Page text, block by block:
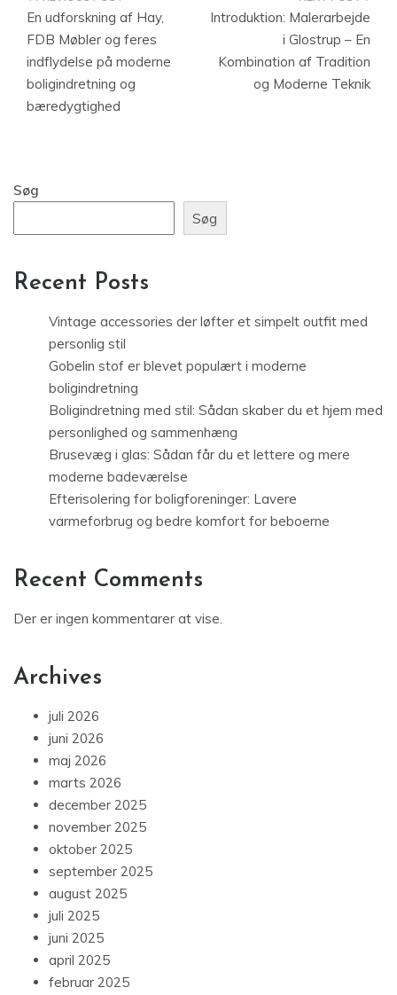
En udforskning af Hay,
FDB Møbler og feres
indflydelse på moderne
boligindretning og
bæredygtighed
Introduktion: Malerarbejde
i Glostrup – En
Kombination af Tradition
og Moderne Teknik
Søg
Søg
Recent Posts
Vintage accessories der løfter et simpelt outfit med
personlig stil
Gobelin stof er blevet populært i moderne
boligindretning
Boligindretning med stil: Sådan skaber du et hjem med
personlighed og sammenhæng
Brusevæg i glas: Sådan får du et lettere og mere
moderne badeværelse
Efterisolering for boligforeninger: Lavere
varmeforbrug og bedre komfort for beboerne
Recent Comments
Der er ingen kommentarer at vise.
Archives
juli 2026
juni 2026
maj 2026
marts 2026
december 2025
november 2025
oktober 2025
september 2025
august 2025
juli 2025
juni 2025
april 2025
februar 2025